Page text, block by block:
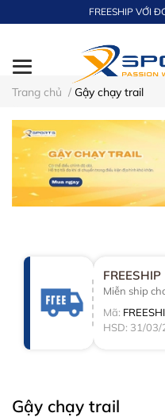
FREESHIP VỚI
Trang chủ / Gậy chạy trail​
FREESHIP
Miễn ship
Mã:
HSD: 31/03/
Gậy chạy trail​